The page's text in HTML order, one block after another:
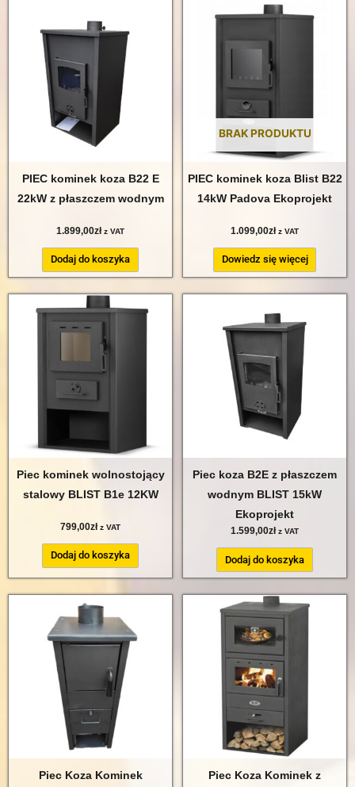
PIEC kominek koza B22 E
22kW z płaszczem wodnym
1.899,00zł z VAT
Dodaj do koszyka
BRAK PRODUKTU
PIEC kominek koza Blist B22
14kW Padova Ekoprojekt
1.099,00zł z VAT
Dowiedz się więcej
Piec kominek wolnostojący
stalowy BLIST B1e 12KW
799,00zł z VAT
Dodaj do koszyka
Piec koza B2E z płaszczem
wodnym BLIST 15kW
Ekoprojekt
1.599,00zł z VAT
Dodaj do koszyka
Piec Koza Kominek
Piec Koza Kominek z